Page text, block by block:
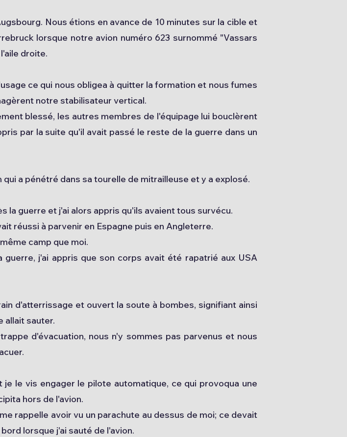
Nous étions en avance de 10 minutes sur la cible et
lorsque notre avion numéro 623 surnommé "Vassars
droite.
ce qui nous obligea à quitter la formation et nous fumes
notre stabilisateur vertical.
blessé, les autres membres de l'équipage lui bouclèrent
par la suite qu'il avait passé le reste de la guerre dans un
a pénétré dans sa tourelle de mitrailleuse et y a explosé.
guerre et j'ai alors appris qu'ils avaient tous survécu.
réussi à parvenir en Espagne puis en Angleterre.
camp que moi.
j'ai appris que son corps avait été rapatrié aux USA
d'atterrissage et ouvert la soute à bombes, signifiant ainsi
allait sauter.
d'évacuation, nous n'y sommes pas parvenus et nous
le vis engager le pilote automatique, ce qui provoqua une
hors de l'avion.
rappelle avoir vu un parachute au dessus de moi; ce devait
lorsque j'ai sauté de l'avion.